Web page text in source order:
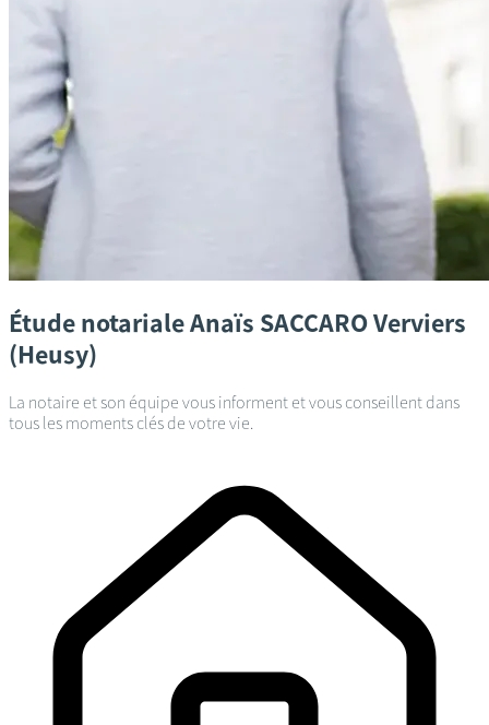
Étude notarialeAnaïs SACCAROVerviers
(Heusy)
La notaire et son équipe vous informent et vous conseillent dans
tous les moments clés de votre vie.